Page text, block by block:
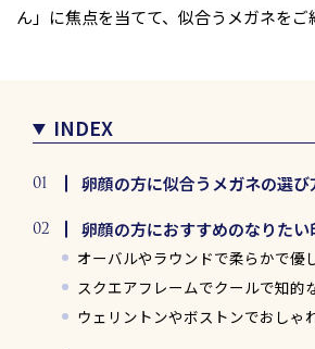
ん」に焦点を当てて、似合うメガネをご
INDEX
卵顔の方に似合うメガネの選び
卵顔の方におすすめのなりた
オーバルやラウンドで柔らかで優
スクエアフレームでクールで知的
ウェリントンやボストンでおしゃ